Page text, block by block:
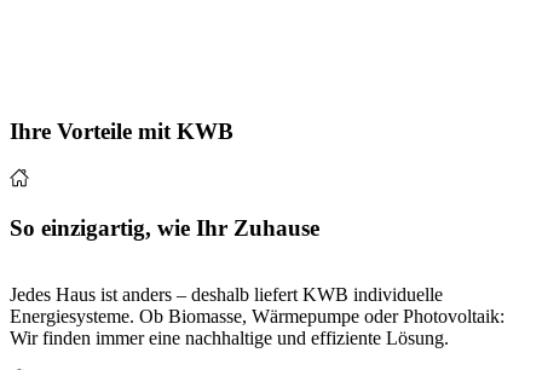
Ihre Vorteile mit KWB
So einzigartig, wie Ihr Zuhause
Jedes Haus ist anders – deshalb liefert KWB individuelle
Energiesysteme. Ob Biomasse, Wärmepumpe oder Photovoltaik:
Wir finden immer eine nachhaltige und effiziente Lösung.